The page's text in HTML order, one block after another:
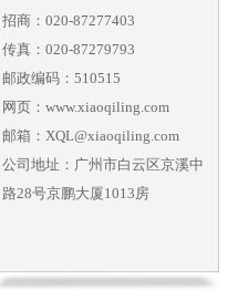
招商：020-87277403
传真：020-87279793
邮政编码：510515
网页：www.xiaoqiling.com
邮箱：XQL@xiaoqiling.com
公司地址：广州市白云区京溪中
路28号京鹏大厦1013房